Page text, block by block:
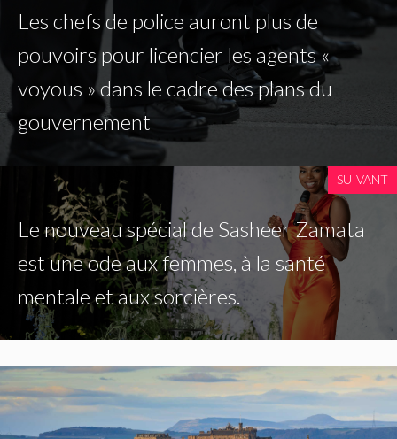
Les chefs de police auront plus de
pouvoirs pour licencier les agents «
voyous » dans le cadre des plans du
gouvernement
SUIVANT
Le nouveau spécial de Sasheer Zamata
est une ode aux femmes, à la santé
mentale et aux sorcières.